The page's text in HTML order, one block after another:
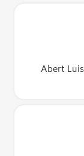
Abert